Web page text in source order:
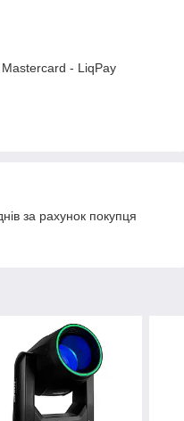
- LiqPay
за рахунок покупця